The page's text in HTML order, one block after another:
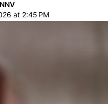
NNV
at 2:45 PM